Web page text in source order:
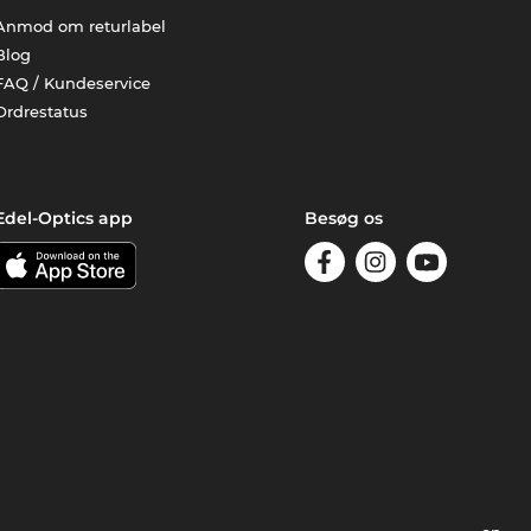
om returlabel
/ Kundeservice
Optics app Besøg os